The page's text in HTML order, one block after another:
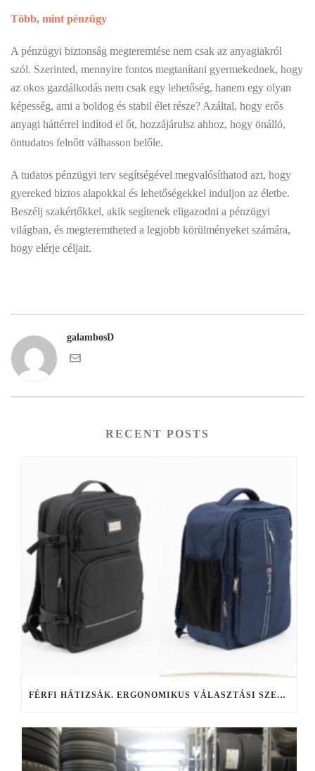
Több, mint pénzügy
A pénzügyi biztonság megteremtése nem csak az anyagiakról
szól. Szerinted, mennyire fontos megtanítani gyermekednek, hogy
az okos gazdálkodás nem csak egy lehetőség, hanem egy olyan
képesség, ami a boldog és stabil élet része? Azáltal, hogy erős
anyagi háttérrel indítod el őt, hozzájárulsz ahhoz, hogy önálló,
öntudatos felnőtt válhasson belőle.
A tudatos pénzügyi terv segítségével megvalósíthatod azt, hogy
gyereked biztos alapokkal és lehetőségekkel induljon az életbe.
Beszélj szakértőkkel, akik segítenek eligazodni a pénzügyi
világban, és megteremtheted a legjobb körülményeket számára,
hogy elérje céljait.
galambosD
RECENT POSTS
FÉRFI HÁTIZSÁK. ERGONOMIKUS VÁLASZTÁSI SZEMPONTOK